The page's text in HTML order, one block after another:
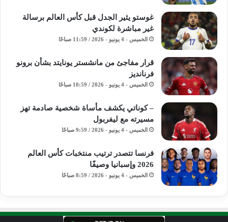
غوستو يثير الجدل قبل كأس العالم برسالة
غير مباشرة لكوندي
الخميس - 4 يونيو - 2026 / 11:59 صباحًا
قرار مفاجئ من مانشستر يونايتد بشأن برونو
فرنانديز
الخميس - 4 يونيو - 2026 / 10:59 صباحًا
– كوناتي يكشف مأساة شخصية صادمة تهز
مسيرته مع ليفربول
الخميس - 4 يونيو - 2026 / 9:59 صباحًا
فرنسا تتصدر ترتيب منتخبات كأس العالم
2026 وإسبانيا وصيفًا
الخميس - 4 يونيو - 2026 / 8:59 صباحًا